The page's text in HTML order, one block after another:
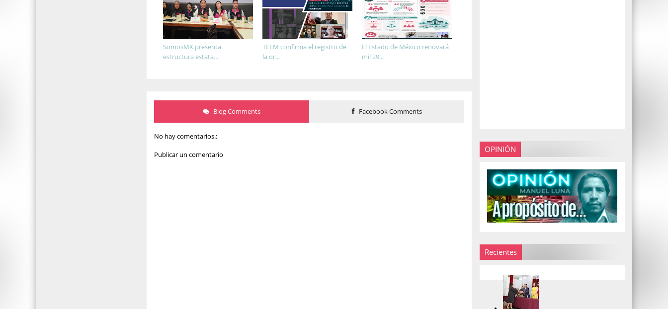
El Estado de México renovará
mil 29...
TEEM confirma el registro de
la or...
SomosMX presenta
estructura estata...
Blog Comments Facebook Comments
No hay comentarios.:
Publicar un comentario
OPINIÓN
Recientes